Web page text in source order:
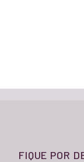
FIQUE POR